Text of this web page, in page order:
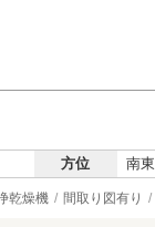
方位 南東
乾燥機 間取り図有り